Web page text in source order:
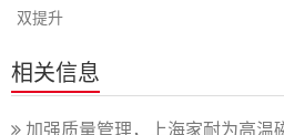
双提升
相关信息
加强质量管理，上海家耐为高温